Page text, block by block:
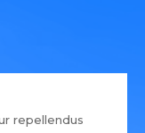
repellendus